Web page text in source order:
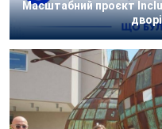
Масштабний проєкт